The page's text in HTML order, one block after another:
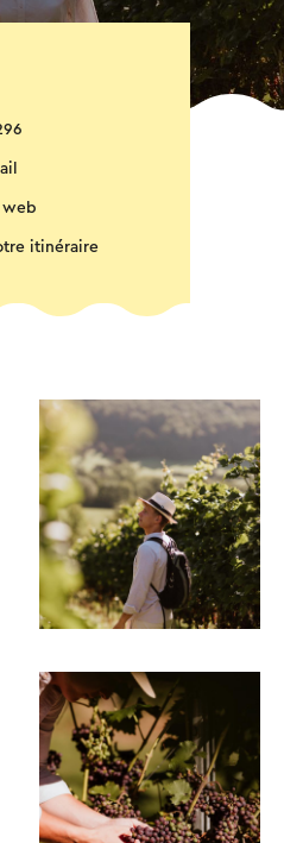
web
itinéraire